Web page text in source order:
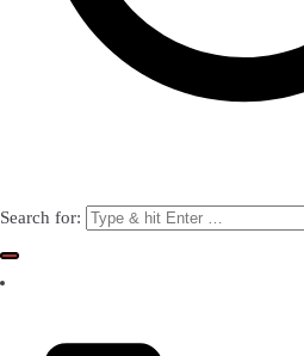
Search for: